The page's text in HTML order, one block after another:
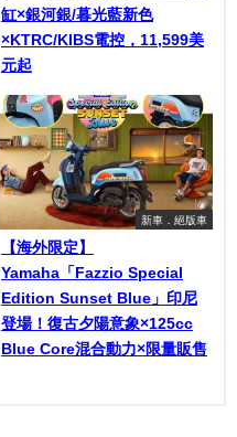
缸×銀河銀/暮光藍新色
×KTRC/KIBS電控，11,599美
元起
新車．絕版車
【海外限定】
Yamaha「Fazzio Special
Edition Sunset Blue」印尼
登場！復古夕陽意象×125cc
Blue Core混合動力×限量販售